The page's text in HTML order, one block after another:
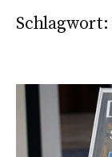
Schlagwort: